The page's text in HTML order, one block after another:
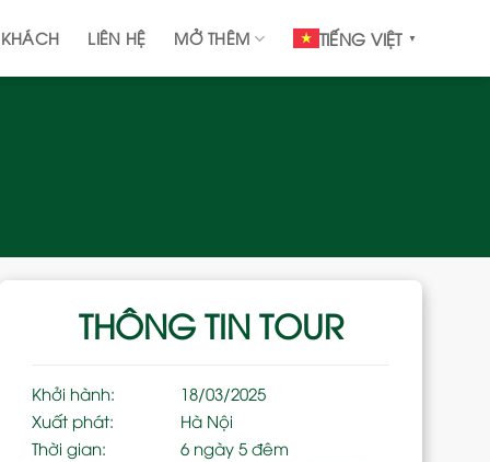
LIÊN HỆ MỞ THÊM TIẾNG VIỆT ▼
THÔNG TIN TOUR
Khởi hành:
18/03/2025
Xuất phát:
Hà Nội
Thời gian:
6 ngày 5 đêm